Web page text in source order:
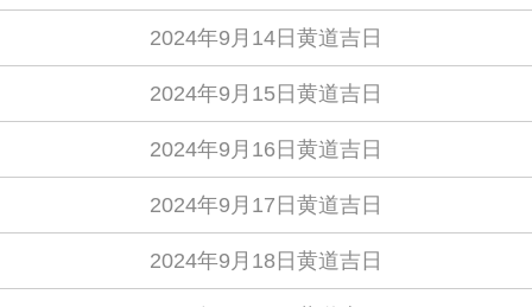
2024年9月14日黄道吉日
2024年9月15日黄道吉日
2024年9月16日黄道吉日
2024年9月17日黄道吉日
2024年9月18日黄道吉日